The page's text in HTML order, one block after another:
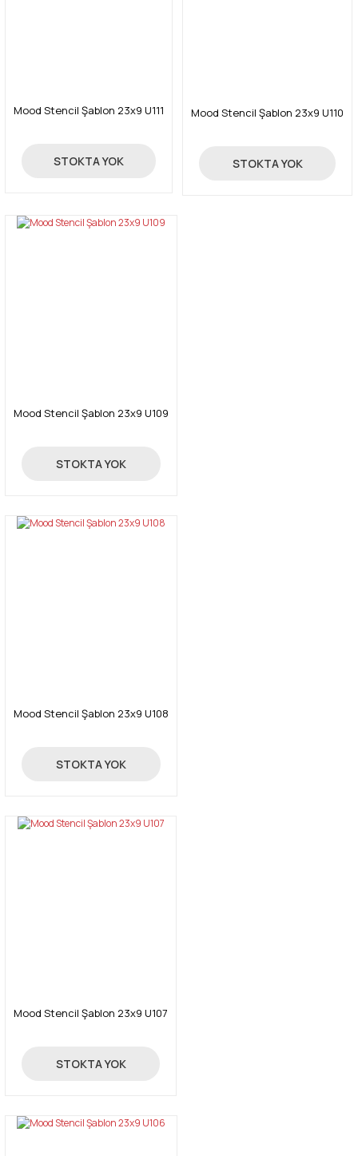
Mood Stencil Şablon 23x9 U111
24,00 TL
STOKTA YOK
Mood Stencil Şablon 23x9 U110
24,00 TL
STOKTA YOK
Mood Stencil Şablon 23x9 U109
24,00 TL
STOKTA YOK
Mood Stencil Şablon 23x9 U108
24,00 TL
STOKTA YOK
Mood Stencil Şablon 23x9 U107
24,00 TL
STOKTA YOK